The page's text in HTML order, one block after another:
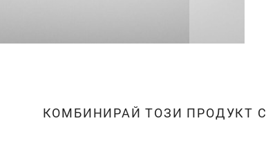
КОМБИНИРАЙ ТОЗИ ПРОДУКТ С